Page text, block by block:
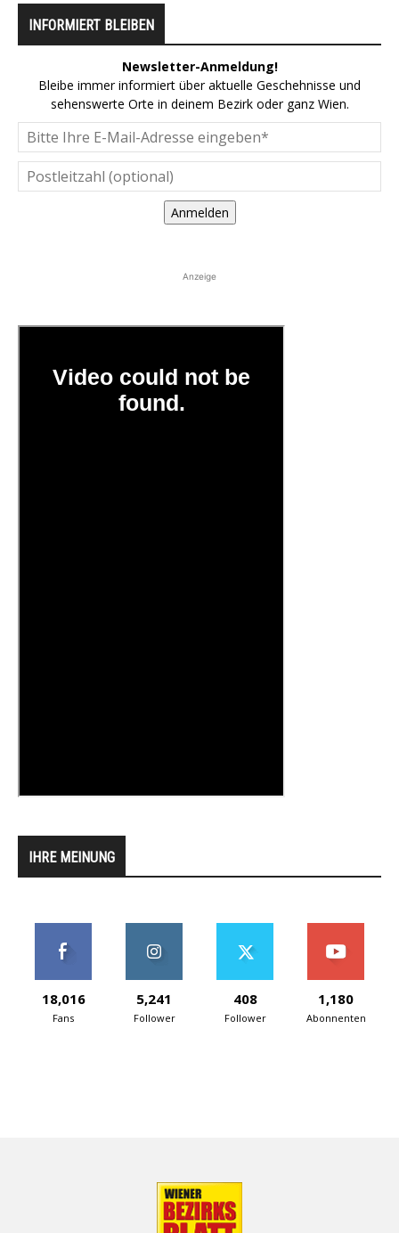
INFORMIERT BLEIBEN
Newsletter-Anmeldung!
Bleibe immer informiert über aktuelle Geschehnisse und
sehenswerte Orte in deinem Bezirk oder ganz Wien.
Anmelden
Anzeige
IHRE MEINUNG
18,016
Fans
5,241
Follower
408
Follower
1,180
Abonnenten